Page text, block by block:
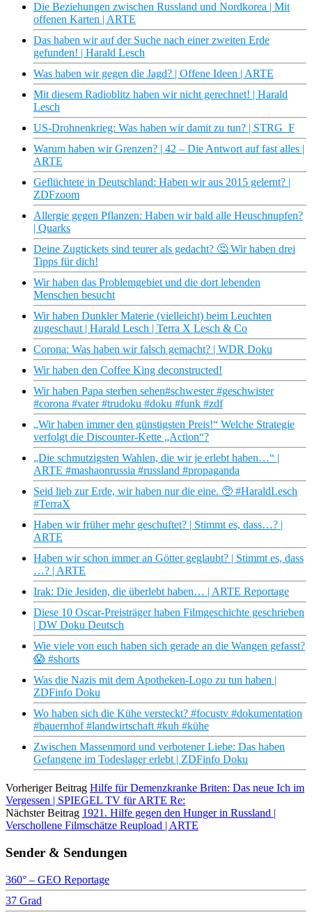
Die Beziehungen zwischen Russland und Nordkorea | Mit
offenen Karten | ARTE
Das haben wir auf der Suche nach einer zweiten Erde
gefunden! | Harald Lesch
Was haben wir gegen die Jagd? | Offene Ideen | ARTE
Mit diesem Radioblitz haben wir nicht gerechnet! | Harald
Lesch
US-Drohnenkrieg: Was haben wir damit zu tun? | STRG_F
Warum haben wir Grenzen? | 42 – Die Antwort auf fast alles |
ARTE
Geflüchtete in Deutschland: Haben wir aus 2015 gelernt? |
ZDFzoom
Allergie gegen Pflanzen: Haben wir bald alle Heuschnupfen?
| Quarks
Deine Zugtickets sind teurer als gedacht? 🤔 Wir haben drei
Tipps für dich!
Wir haben das Problemgebiet und die dort lebenden
Menschen besucht
Wir haben Dunkler Materie (vielleicht) beim Leuchten
zugeschaut | Harald Lesch | Terra X Lesch & Co
Corona: Was haben wir falsch gemacht? | WDR Doku
Wir haben den Coffee King deconstructed!
Wir haben Papa sterben sehen#schwester #geschwister
#corona #vater #trudoku #doku #funk #zdf
„Wir haben immer den günstigsten Preis!“ Welche Strategie
verfolgt die Discounter-Kette „Action“?
„Die schmutzigsten Wahlen, die wir je erlebt haben…“ |
ARTE #mashaonrussia #russland #propaganda
Seid lieb zur Erde, wir haben nur die eine. 🥺 #HaraldLesch
#TerraX
Haben wir früher mehr geschuftet? | Stimmt es, dass…? |
ARTE
Haben wir schon immer an Götter geglaubt? | Stimmt es, dass
…? | ARTE
Irak: Die Jesiden, die überlebt haben… | ARTE Reportage
Diese 10 Oscar-Preisträger haben Filmgeschichte geschrieben
| DW Doku Deutsch
Wie viele von euch haben sich gerade an die Wangen gefasst?
😱 #shorts
Was die Nazis mit dem Apotheken-Logo zu tun haben |
ZDFinfo Doku
Wo haben sich die Kühe versteckt? #focustv #dokumentation
#bauernhof #landwirtschaft #kuh #kühe
Zwischen Massenmord und verbotener Liebe: Das haben
Gefangene im Todeslager erlebt | ZDFinfo Doku
Vorheriger Beitrag Hilfe für Demenzkranke Briten: Das neue Ich im
Vergessen | SPIEGEL TV für ARTE Re:
Nächster Beitrag 1921. Hilfe gegen den Hunger in Russland |
Verschollene Filmschätze Reupload | ARTE
Sender & Sendungen
360° – GEO Reportage
37 Grad